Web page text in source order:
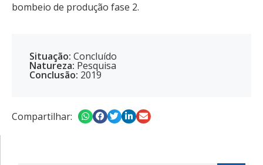
bombeio de produção fase 2.
Situação: Concluído
Natureza: Pesquisa
Conclusão: 2019
Compartilhar: